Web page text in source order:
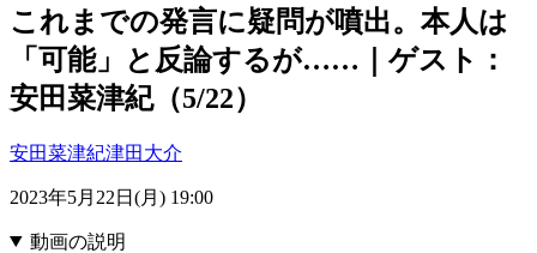
これまでの発言に疑問が噴出。本人は
「可能」と反論するが……｜ゲスト：
安田菜津紀（5/22）
安田菜津紀津田大介
2023年5月22日(月) 19:00
動画の説明